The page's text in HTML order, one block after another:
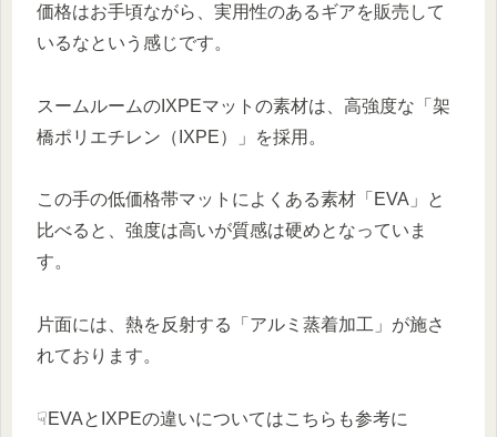
価格はお手頃ながら、実用性のあるギアを販売して
いるなという感じです。
スームルームのIXPEマットの素材は、高強度な「架
橋ポリエチレン（IXPE）」を採用。
この手の低価格帯マットによくある素材「EVA」と
比べると、強度は高いが質感は硬めとなっていま
す。
片面には、熱を反射する「アルミ蒸着加工」が施さ
れております。
☟EVAとIXPEの違いについてはこちらも参考に